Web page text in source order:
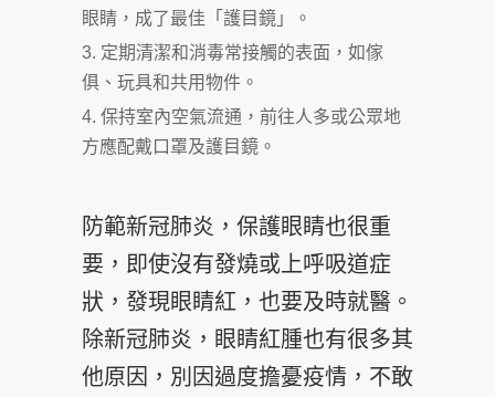
眼睛，成了最佳「護目鏡」。
定期清潔和消毒常接觸的表面，如傢
俱、玩具和共用物件。
保持室內空氣流通，前往人多或公眾地
方應配戴口罩及護目鏡。
防範新冠肺炎，保護眼睛也很重
要，即使沒有發燒或上呼吸道症
狀，發現眼睛紅，也要及時就醫。
除新冠肺炎，眼睛紅腫也有很多其
他原因，別因過度擔憂疫情，不敢